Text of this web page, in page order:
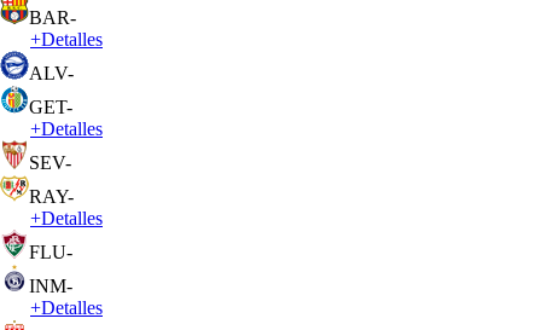
BAR-
+Detalles
ALV-
GET-
+Detalles
SEV-
RAY-
+Detalles
FLU-
INM-
+Detalles